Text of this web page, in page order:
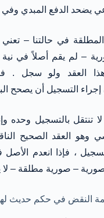
يضحد الدفع المبدي
في حالتنا –
– لم يقم أصلاً في نية
هذا العقد ولو سجل .
التسجيل أن يصحح
لا تنتقل بالتسجيل وحده
وهو العقد الصحيح
، فإذا انعدم الأصل
– صورية مطلقة –
النقض في حكم حديث